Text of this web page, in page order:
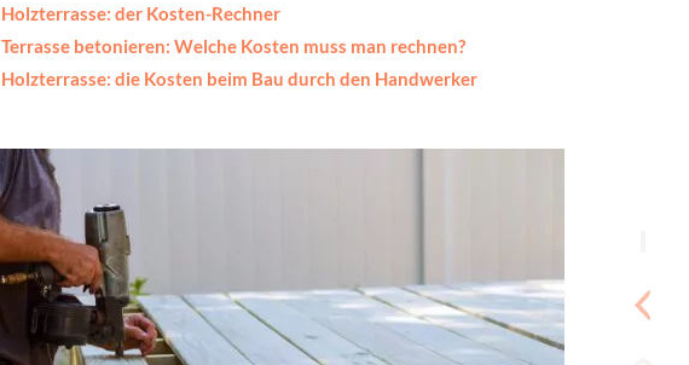
Holzterrasse: der Kosten-Rechner
Terrasse betonieren: Welche Kosten muss man rechnen?
Holzterrasse: die Kosten beim Bau durch den Handwerker